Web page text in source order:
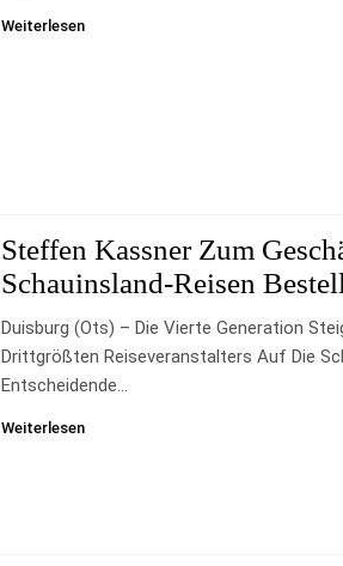
Weiterlesen
Steffen Kassner Zum
Schauinsland-Reisen
Duisburg (ots) – Die Vierte Generation
Drittgrößten Reiseveranstalters Auf Die
Entscheidende…
Weiterlesen